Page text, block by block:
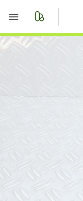
Start
Merkliste
Nachrichten